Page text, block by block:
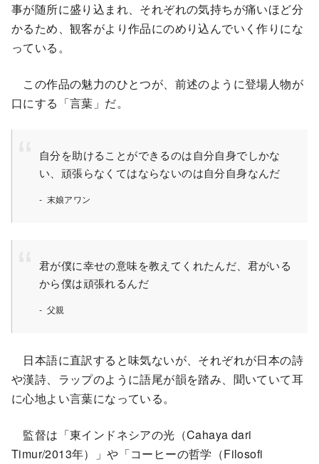
事が随所に盛り込まれ、それぞれの気持ちが痛いほど分
かるため、観客がより作品にのめり込んでいく作りにな
っている。
この作品の魅力のひとつが、前述のように登場人物が
口にする「言葉」だ。
自分を助けることができるのは自分自身でしかな
い、頑張らなくてはならないのは自分自身なんだ
末娘アワン
君が僕に幸せの意味を教えてくれたんだ、君がいる
から僕は頑張れるんだ
父親
日本語に直訳すると味気ないが、それぞれが日本の詩
や漢詩、ラップのように語尾が韻を踏み、聞いていて耳
に心地よい言葉になっている。
監督は「東インドネシアの光（Cahaya dari
Timur/2013年）」や「コーヒーの哲学（Filosofi